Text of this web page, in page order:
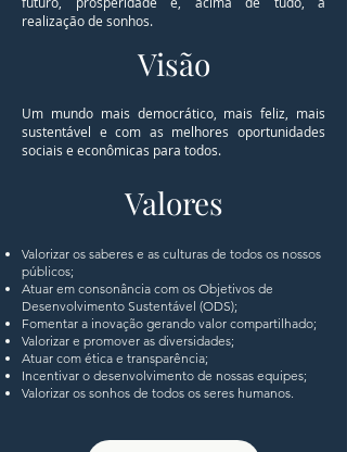
realização de sonhos.
Visão
Um mundo mais democrático, mais feliz, mais
sustentável e com as melhores oportunidades
sociais e econômicas para todos.
Valores
Valorizar os saberes e as culturas de todos os nossos
públicos;
Atuar em consonância com os Objetivos de
Desenvolvimento Sustentável (ODS);
Fomentar a inovação gerando valor compartilhado;
Valorizar e promover as diversidades;
Atuar com ética e transparência;
Incentivar o desenvolvimento de nossas equipes;
Valorizar os sonhos de todos os seres humanos.​